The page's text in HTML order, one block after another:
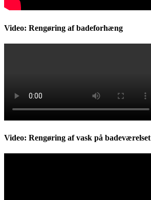
Video: Rengøring af badeforhæng
Video: Rengøring af vask på badeværelset